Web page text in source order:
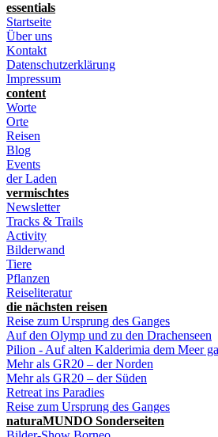
essentials
Startseite
Über uns
Kontakt
Datenschutzerklärung
Impressum
content
Worte
Orte
Reisen
Blog
Events
der Laden
vermischtes
Newsletter
Tracks & Trails
Activity
Bilderwand
Tiere
Pflanzen
Reiseliteratur
die nächsten reisen
Reise zum Ursprung des Ganges
Auf den Olymp und zu den Drachenseen
Pilion - Auf alten Kalderimia dem Meer
Mehr als GR20 – der Norden
Mehr als GR20 – der Süden
Retreat ins Paradies
Reise zum Ursprung des Ganges
naturaMUNDO Sonderseiten